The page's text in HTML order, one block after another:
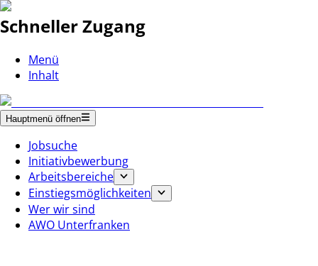
Schneller Zugang
Menü
Inhalt
Hauptmenü öffnen
Jobsuche
Initiativbewerbung
Arbeitsbereiche
Einstiegsmöglichkeiten
Wer wir sind
AWO Unterfranken